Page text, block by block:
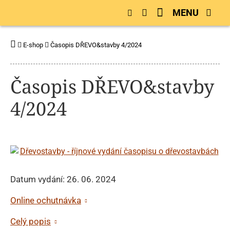
E-shop Časopis DŘEVO&stavby 4/2024
Časopis DŘEVO&stavby
4/2024
Datum vydání: 26. 06. 2024
Online ochutnávka
Celý popis
MENU